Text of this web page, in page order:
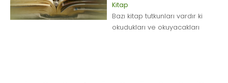
Kitap
Bazı kitap tutkunları vardır ki
okudukları ve okuyacakları